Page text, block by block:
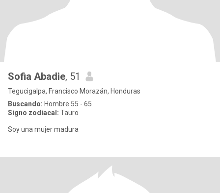
Sofia Abadie, 51
Tegucigalpa, Francisco Morazán, Honduras
Buscando: Hombre 55 - 65
Signo zodiacal: Tauro
Soy una mujer madura